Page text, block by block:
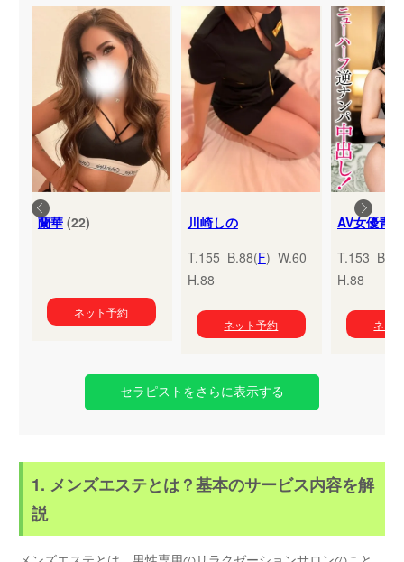
蘭華(22)
ネット予約
川崎しの
T.155 B.88(F) W.60
H.88
ネット予約
T.153
H.88
ネッ
セラピストをさらに表示する
1. メンズエステとは？基本のサービス内容を解
説